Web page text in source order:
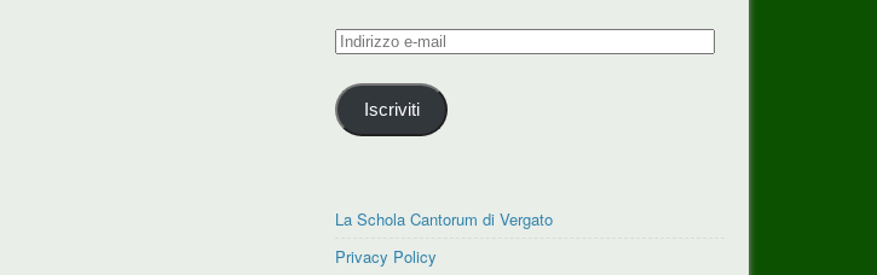
Indirizzo
mail
Iscriviti
La Schola Cantorum di Vergato
Privacy Policy